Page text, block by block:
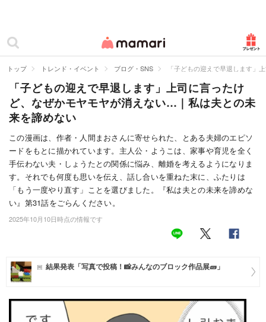
ママリ
カテゴリー一覧
妊娠
出産
赤ちゃん・育児
子育て・家族
病院
美容・ファッション
住まい
マネー
トレンド・イベント
トップ トレンド・イベント ブログ・SNS 「子どもの迎えで早退します」
「子どもの迎えで早退します」上司に言ったけ
ど、なぜかモヤモヤが消えない…｜私は夫との未
来を諦めない
この漫画は、作者・人間まおさんに寄せられた、とある夫婦のエピソ
ードをもとに描かれています。主人公・ようこは、家事や育児を全く
手伝わない夫・しょうたとの関係に悩み、離婚を考えるようになりま
す。それでも何度も思いを伝え、話し合いを重ねた末に、ふたりは
「もう一度やり直す」ことを選びました。『私は夫との未来を諦めな
い』第31話をごらんください。
2025年10月10日時点の情報です
結果発表「写真で投稿！📸みんなのブロック作品展🧱」